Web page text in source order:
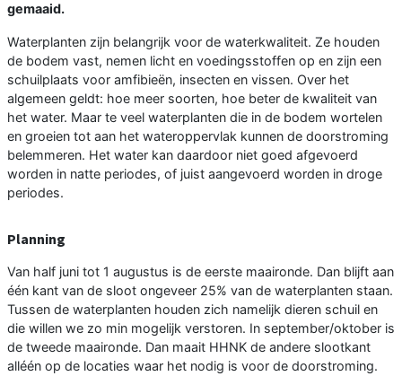
gemaaid.
Waterplanten zijn belangrijk voor de waterkwaliteit. Ze houden
de bodem vast, nemen licht en voedingsstoffen op en zijn een
schuilplaats voor amfibieën, insecten en vissen. Over het
algemeen geldt: hoe meer soorten, hoe beter de kwaliteit van
het water. Maar te veel waterplanten die in de bodem wortelen
en groeien tot aan het wateroppervlak kunnen de doorstroming
belemmeren. Het water kan daardoor niet goed afgevoerd
worden in natte periodes, of juist aangevoerd worden in droge
periodes.
Planning
Van half juni tot 1 augustus is de eerste maaironde. Dan blijft aan
één kant van de sloot ongeveer 25% van de waterplanten staan.
Tussen de waterplanten houden zich namelijk dieren schuil en
die willen we zo min mogelijk verstoren. In september/oktober is
de tweede maaironde. Dan maait HHNK de andere slootkant
alléén op de locaties waar het nodig is voor de doorstroming.